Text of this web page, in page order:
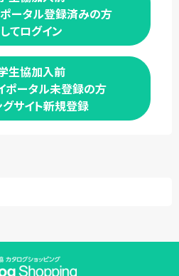
ータル登録済みの方
てログイン
生協加入前
ータル未登録の方
グサイト新規登録